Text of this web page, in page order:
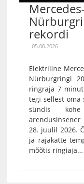
rekordi
05.08.2026
Elektriline
Nürburgringi
ringraja 7
tegi sellest oma
sündis
28. juulil 2026.
ja rajakatte
mõõtis ringiaja...